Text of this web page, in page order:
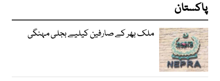
پاکستان
ملک بھر کے صارفین کیلیے بجلی مہنگی